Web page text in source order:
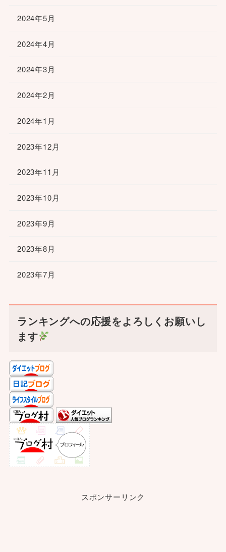
2024年5月
2024年4月
2024年3月
2024年2月
2024年1月
2023年12月
2023年11月
2023年10月
2023年9月
2023年8月
2023年7月
ランキングへの応援をよろしくお願いし
ます
スポンサーリンク